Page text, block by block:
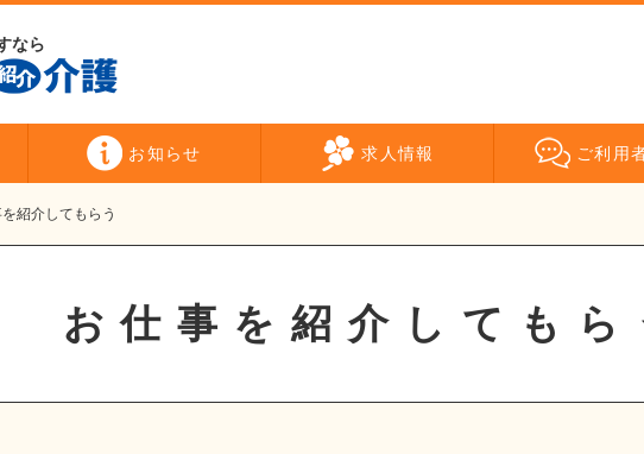
なら
お知らせ 求人情報 ご利用
紹介してもらう
お仕事を紹介してもら